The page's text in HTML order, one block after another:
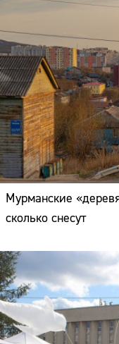
Мурманские
сколько снесут